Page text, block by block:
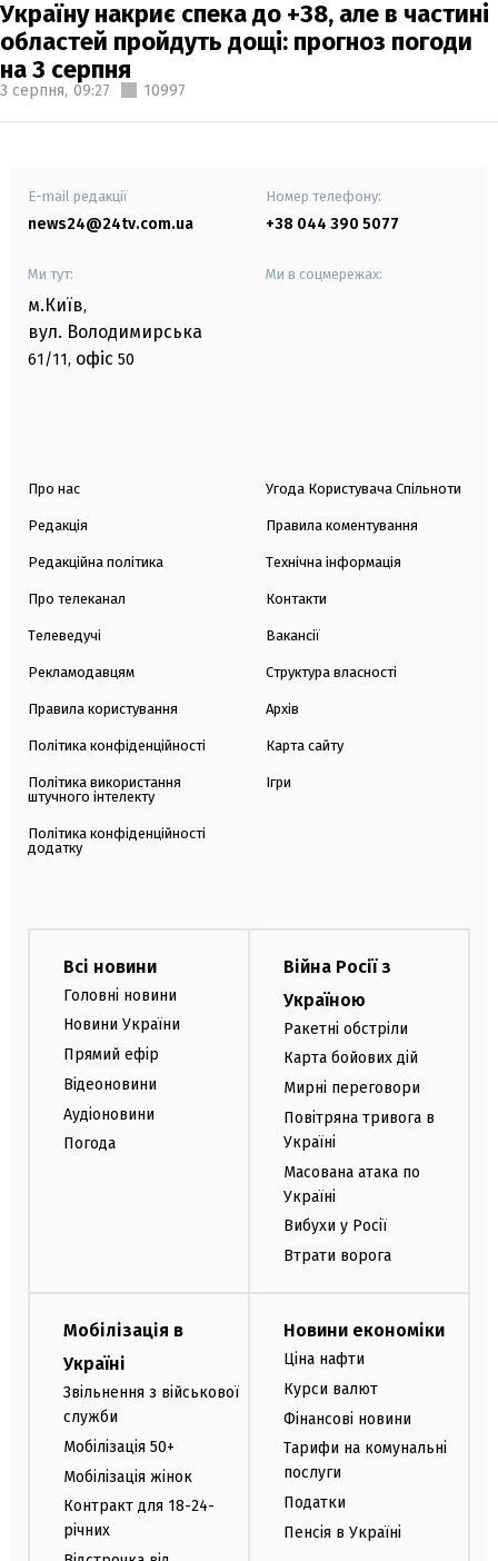
Україну накриє спека до +38, але в частині
областей пройдуть дощі: прогноз погоди
на 3 серпня
3 серпня, 09:27 10997
E-mail редакції
news24@24tv.com.ua
Номер телефону:
+38 044 390 5077
Ми тут:
м.Київ,
вул. Володимирська
61/11, офіс 50
Ми в соцмережах:
Про нас
Редакція
Редакційна політика
Про телеканал
Телеведучі
Рекламодавцям
Правила користування
Політика конфіденційності
Політика використання
штучного інтелекту
Політика конфіденційності
додатку
Угода Користувача Спільноти
Правила коментування
Технічна інформація
Контакти
Вакансії
Структура власності
Архів
Карта сайту
Ігри
Всі новини
Головні новини
Новини України
Прямий ефір
Відеоновини
Аудіоновини
Погода
Війна Росії з
Україною
Ракетні обстріли
Карта бойових дій
Мирні переговори
Повітряна тривога в
Україні
Масована атака по
Україні
Вибухи у Росії
Втрати ворога
Мобілізація в
Україні
Звільнення з військової
служби
Мобілізація 50+
Мобілізація жінок
Контракт для 18-24-
річних
Новини економіки
Ціна нафти
Курси валют
Фінансові новини
Тарифи на комунальні
послуги
Податки
Пенсія в Україні